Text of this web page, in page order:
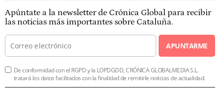
Apúntate a la newsletter de Crónica Global para recibir
las noticias más importantes sobre Cataluña.
APUNTARME
De conformidad con el RGPD y la LOPDGDD, CRÓNICA GLOBALMEDIA S.L.
tratará los datos facilitados con la finalidad de remitirle noticias de actualidad.